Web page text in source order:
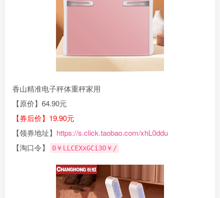
香山精准电子秤体重秤家用
【原价】64.90元
【券后价】19.90元
【领券地址】 https://s.click.taobao.com/xhL0ddu
【淘口令】
0￥LLCEXxGCi3O￥/